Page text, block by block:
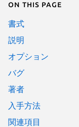
On this page
書式
説明
オプション
バグ
著者
入手方法
関連項目